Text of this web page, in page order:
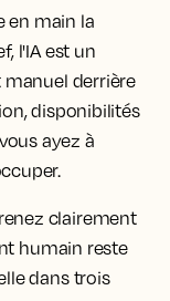
en main la
l'IA est un
derrière
disponibilités
ayez à
clairement
humain reste
dans trois